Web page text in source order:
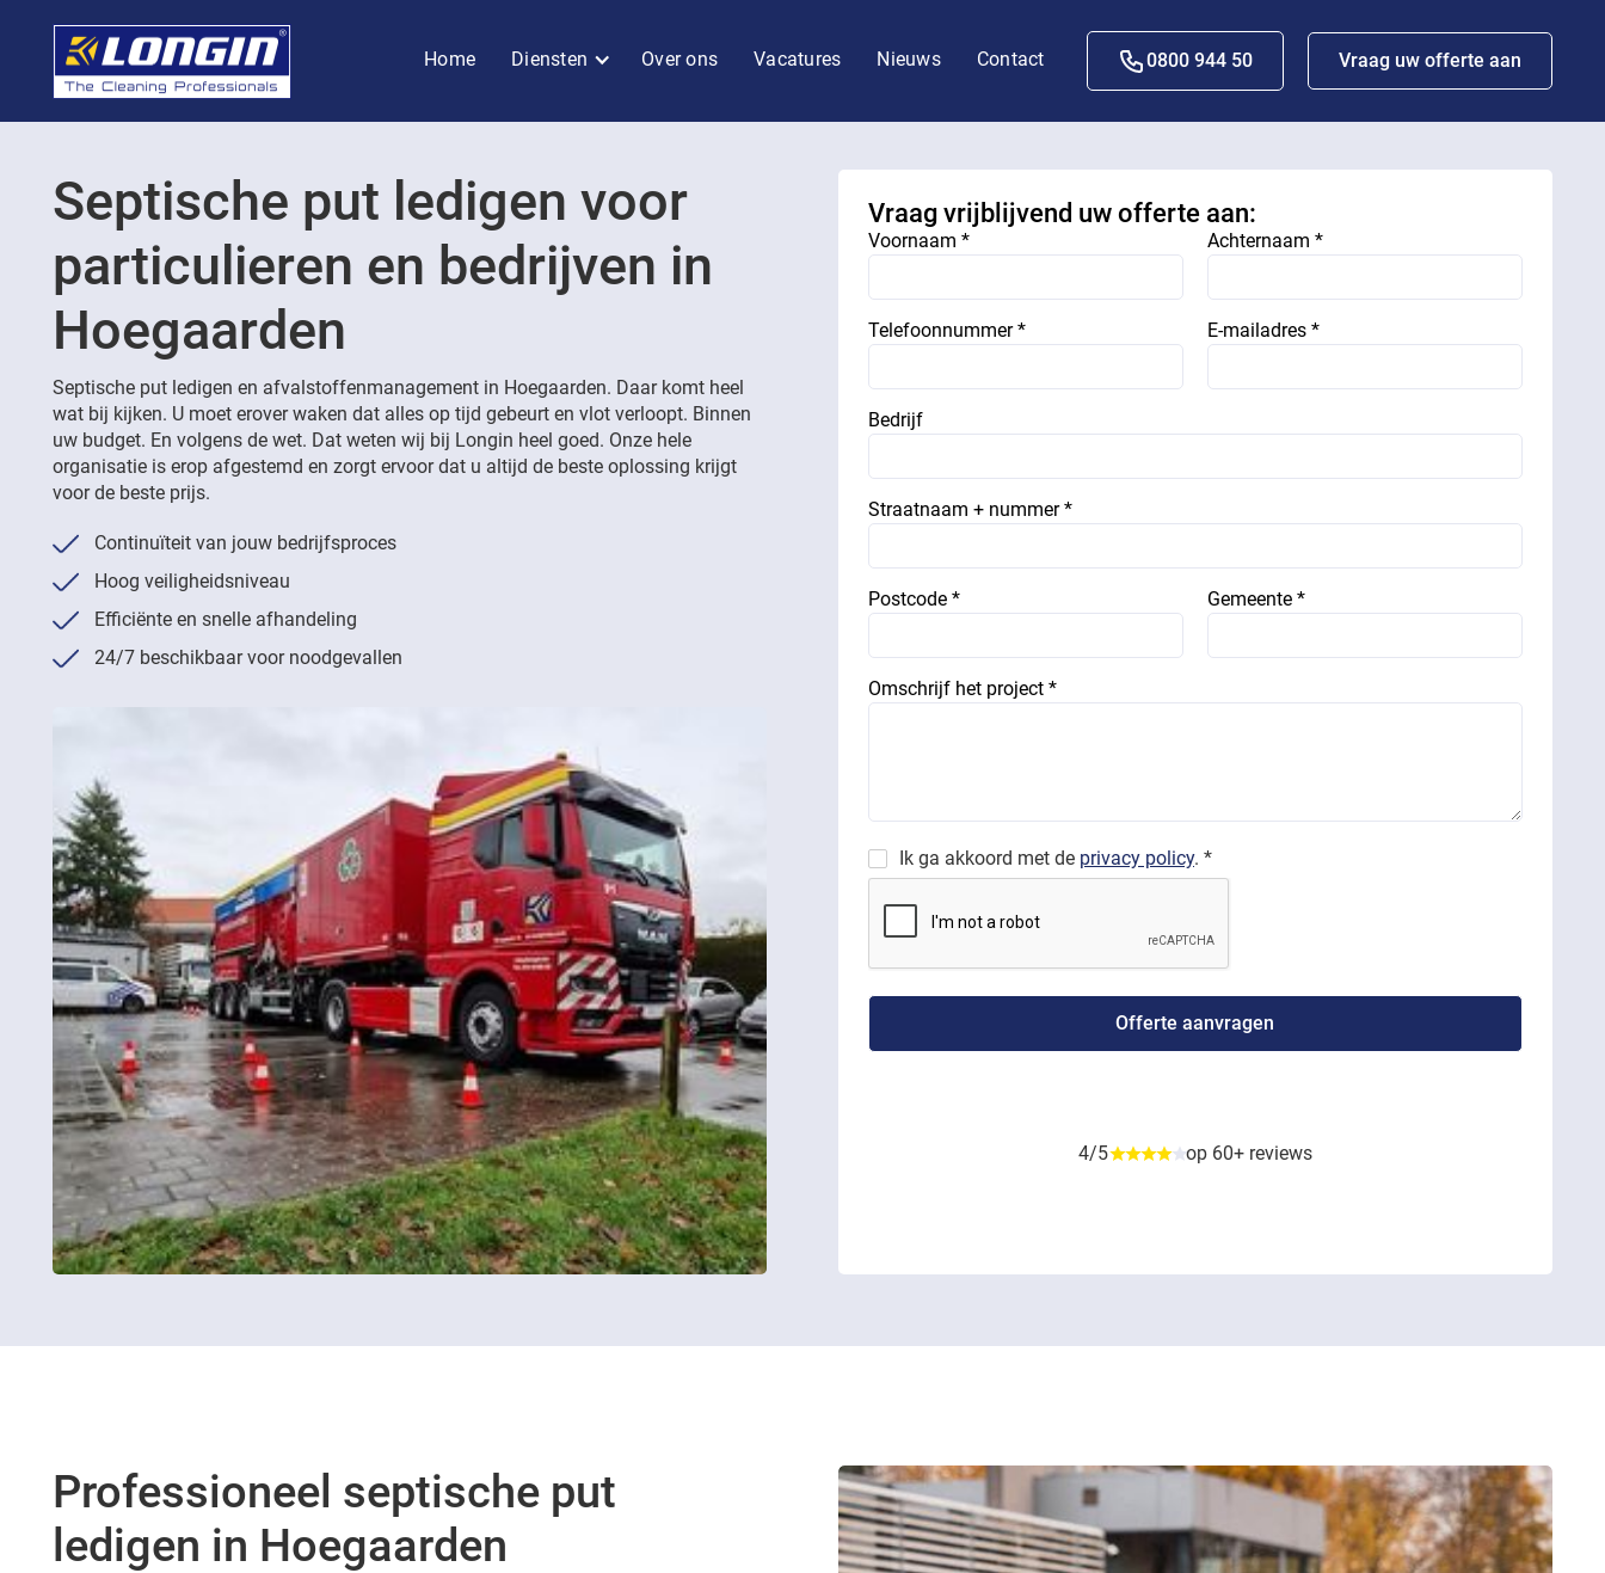
Home Diensten Over ons Vacatures Nieuws Contact 0800 944 50 Vraag uw offerte aan
Septische put ledigen voor
particulieren en bedrijven in
Hoegaarden
Septische put ledigen en afvalstoffenmanagement in Hoegaarden. Daar komt heel
wat bij kijken. U moet erover waken dat alles op tijd gebeurt en vlot verloopt. Binnen
uw budget. En volgens de wet. Dat weten wij bij Longin heel goed. Onze hele
organisatie is erop afgestemd en zorgt ervoor dat u altijd de beste oplossing krijgt
voor de beste prijs.
Continuïteit van jouw bedrijfsproces
Hoog veiligheidsniveau
Efficiënte en snelle afhandeling
24/7 beschikbaar voor noodgevallen
Vraag vrijblijvend uw offerte aan:
Voornaam * Achternaam *
Telefoonnummer * E-mailadres *
Bedrijf
Straatnaam + nummer *
Postcode * Gemeente *
Omschrijf het project *
Ik ga akkoord met de privacy policy. *
4/5 op 60+ reviews
Professioneel septische put
ledigen in Hoegaarden